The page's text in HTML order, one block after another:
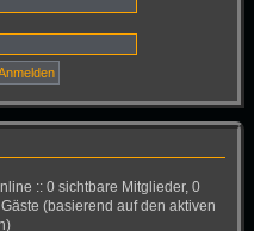
:: 0 sichtbare Mitglieder, 0
(basierend auf den aktiven